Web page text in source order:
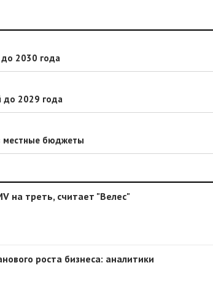
2030 года
до 2029 года
местные бюджеты
на треть, считает "Велес"
роста бизнеса: аналитики